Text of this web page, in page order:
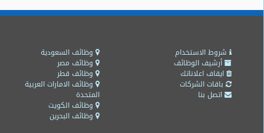
وظائف السعودية
وظائف مصر
وظائف قطر
وظائف الامارات العربية
المتحدة
وظائف الكويت
وظائف البحرين
شروط الاستخدام
أرشيف الوظائف
ايقاف اعلاناتك
باقات الشركات
اتصل بنا